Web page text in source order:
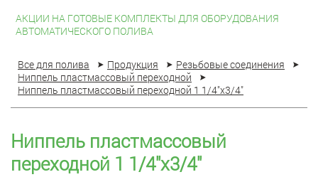
АКЦИИ НА ГОТОВЫЕ КОМПЛЕКТЫ ДЛЯ ОБОРУДОВАНИЯ
АВТОМАТИЧЕСКОГО ПОЛИВА
Все для полива Продукция
Резьбовые соединения
Ниппель пластмассовый переходной
Ниппель пластмассовый переходной 1 1/4"x3/4"
Ниппель пластмассовый
переходной 1 1/4"x3/4"